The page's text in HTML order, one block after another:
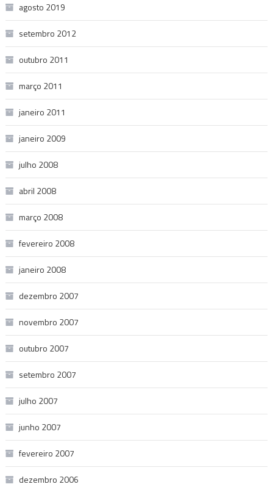
agosto 2019
setembro 2012
outubro 2011
março 2011
janeiro 2011
janeiro 2009
julho 2008
abril 2008
março 2008
fevereiro 2008
janeiro 2008
dezembro 2007
novembro 2007
outubro 2007
setembro 2007
julho 2007
junho 2007
fevereiro 2007
dezembro 2006